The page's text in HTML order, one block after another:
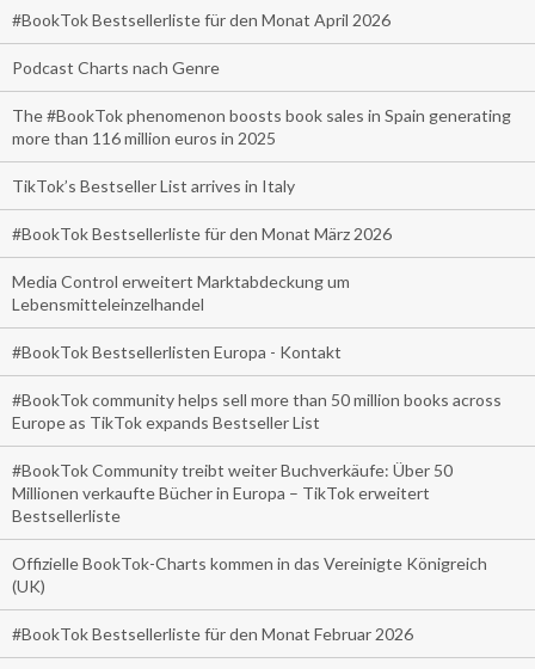
#BookTok Bestsellerliste für den Monat April 2026
Podcast Charts nach Genre
The #BookTok phenomenon boosts book sales in Spain generating
more than 116 million euros in 2025
TikTok’s Bestseller List arrives in Italy
#BookTok Bestsellerliste für den Monat März 2026
Media Control erweitert Marktabdeckung um
Lebensmitteleinzelhandel
#BookTok Bestsellerlisten Europa - Kontakt
#BookTok community helps sell more than 50 million books across
Europe as TikTok expands Bestseller List
#BookTok Community treibt weiter Buchverkäufe: Über 50
Millionen verkaufte Bücher in Europa – TikTok erweitert
Bestsellerliste
Offizielle BookTok-Charts kommen in das Vereinigte Königreich
(UK)
#BookTok Bestsellerliste für den Monat Februar 2026